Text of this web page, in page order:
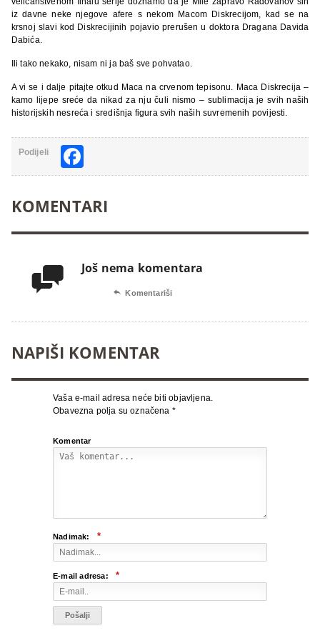
iz davne neke njegove afere s nekom Macom Diskrecijom, kad se na
krsnoj slavi kod Diskrecijinih pojavio prerušen u doktora Dragana Davida
Dabića.
Ili tako nekako, nisam ni ja baš sve pohvatao.
A vi se i dalje pitajte otkud Maca na crvenom tepisonu. Maca Diskrecija –
kamo lijepe sreće da nikad za nju čuli nismo – sublimacija je svih naših
historijskih nesreća i središnja figura svih naših suvremenih povijesti.
Podijeli
KOMENTARI
 Još nema komentara
 Komentariši
NAPIŠI KOMENTAR
Vaša e-mail adresa neće biti objavljena.
Obavezna polja su označena *
Komentar
Nadimak: *
E-mail adresa: *